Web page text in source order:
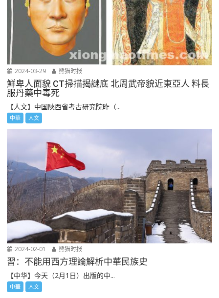
2024-03-29 熊猫时报
鮮卑人面貌 CT掃描揭謎底 北周武帝貌近東亞人 料長
服丹藥中毒死
【人文】中国陜西省考古研究院昨（...
中華 人文
2024-02-01 熊猫时报
習：不能用西方理論解析中華民族史
【中华】今天（2月1日）出版的中...
中華 人文